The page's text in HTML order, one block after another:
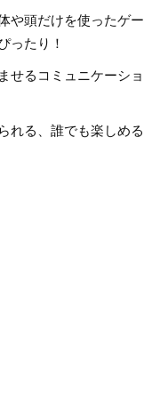
や頭だけを使ったゲー
ったり！
せるコミュニケーショ
れる、誰でも楽しめる